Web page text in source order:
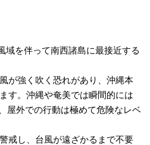
域を伴って南西諸島に最接近する
が強く吹く恐れがあり、沖縄本
す。沖縄や奄美では瞬間的には
屋外での行動は極めて危険なレベ
戒し、台風が遠ざかるまで不要